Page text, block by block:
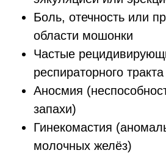
Боль, отечность или
области мошонки
Частые
респираторного тракта
Аносмия
запахи)
Гинекомастия
молочных желёз)